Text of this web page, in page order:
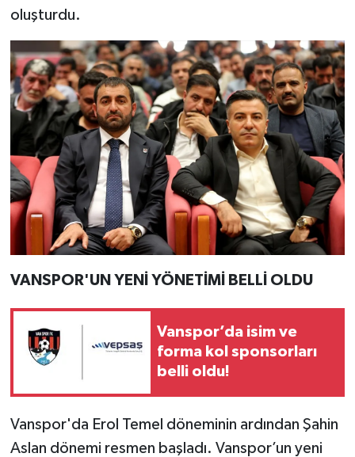
oluşturdu.
VANSPOR'UN YENİ YÖNETİMİ BELLİ OLDU
Vanspor’da isim ve
forma kol sponsorları
belli oldu!
Vanspor'da Erol Temel döneminin ardından Şahin
Aslan dönemi resmen başladı. Vanspor’un yeni